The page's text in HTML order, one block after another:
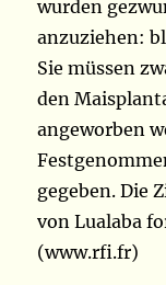
wurden
anzuziehen:
Sie müssen
den
angeworben
gegeben. Die
von Lualaba
(www.rfi.fr)